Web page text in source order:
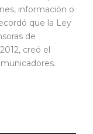
información o
que la Ley
de
creó el